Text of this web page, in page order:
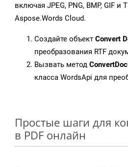
включая JPEG, PNG, BMP, GIF и
Aspose.Words Cloud.
Создайте объект Convert
преобразования RTF
Вызвать метод
класса WordsApi для
Простые шаги для
в PDF онлайн